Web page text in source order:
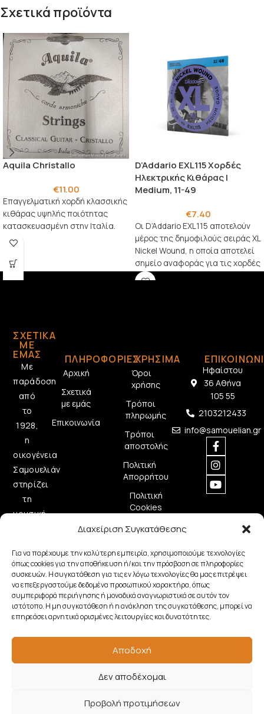
Διαχείριση Συγκατάθεσης
Για να παρέχουμε την καλύτερη εμπειρία, χρησιμοποιούμε τεχνολογίες
όπως cookies για την αποθήκευση ή/και την πρόσβαση σε πληροφορίες
συσκευών. Η συγκατάθεση για τις εν λόγω τεχνολογίες θα μας επιτρέψει
να επεξεργαστούμε δεδομένα προσωπικού χαρακτήρα, όπως
συμπεριφορά περιήγησης ή μοναδικά αναγνωριστικά σε αυτόν τον
ιστότοπο. Η μη συγκατάθεση ή η ανάκληση της συγκατάθεσης, μπορεί να
επηρεάσει αρνητικά ορισμένες λειτουργίες και δυνατότητες.
Αποδοχή
Δεν αποδέχομαι
Προβολή προτιμήσεων
Σχετικά προϊόντα
Aquila Christallo
€11.00
Επαγγελματική χορδή κλασσικής
κιθάρας υψηλής ποιότητας
κατασκευασμένη στην Ιταλία.
D’Addario EXL115 Χορδές
Ηλεκτρικής Κιθάρας |
Medium, 11-49
€7.40
Οι D’Addario EXL115 αποτελούν
μέρος της δημοφιλούς σειράς XL
Nickel Wound, η οποία αποτελεί
σημείο αναφοράς για τις χορδές
ηλεκτρικής
ΣΧΕΤΙΚΆ
ΜΕ
ΕΜΆΣ
Με
παράδοση
από
το
1928,
η
οικογένεια
Σαμουελιάν
στηρίζει
τη
μουσική
ποιοτικά
μουσικά
όργανα.
ΠΛΗΡΟΦΟΡΙΕΣ
Αρχική
Σχετικά
με εμάς
Επικοινωνία
ΧΡΗΣΙΜΑ
Όροι
χρήσης
Τρόποι
πληρωμής
Τρόποι
αποστολής
Πολιτική
Απορρήτου
Πολιτική
Cookies
Ηφαίστου
36 Αθήνα
105 55
2103212433
info@samouelian.gr
Copyright © 2026 Samouelian. All Rights Reserved.